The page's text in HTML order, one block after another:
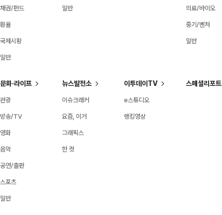
채권/펀드
환율
국제시황
일반
일반 의료/바이오
중기/벤처
일반
문화·라이프
관광
방송/TV
영화
음악
공연/출판
스포츠
일반
뉴스발전소
이슈크래커
요즘, 이거
그래픽스
한 컷
이투데이TV
e스튜디오
랭킹영상
스페셜리포트